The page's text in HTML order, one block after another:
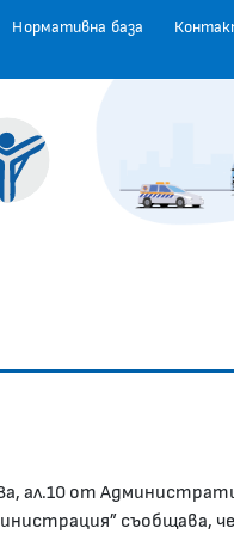
Нормативна база
ал.10 от
съобщава,